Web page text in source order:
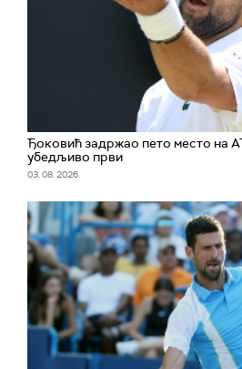
Ђоковић задржао пето место на
убедљиво први
03. 08. 2026.